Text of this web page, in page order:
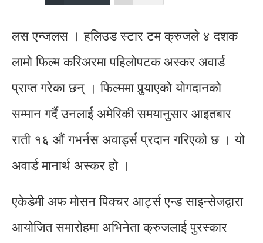
लस एन्जलस । हलिउड स्टार टम क्रुजले ४ दशक
लामो फिल्म करिअरमा पहिलोपटक अस्कर अवार्ड
प्राप्त गरेका छन् । फिल्ममा पुर्‍याएको योगदानको
सम्मान गर्दै उनलाई अमेरिकी समयानुसार आइतबार
राती १६ औं गभर्नस अवार्ड्स प्रदान गरिएको छ । यो
अवार्ड मानार्थ अस्कर हो ।
एकेडेमी अफ मोसन पिक्चर आर्ट्स एन्ड साइन्सेजद्वारा
आयोजित समारोहमा अभिनेता क्रुजलाई पुरस्कार